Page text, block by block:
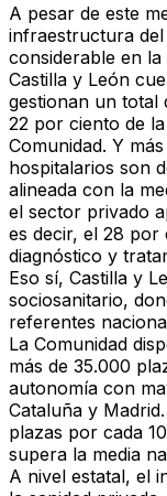
A pesar de este
infraestructura
considerable en la
Castilla y León
gestionan un total
22 por ciento de
Comunidad. Y
hospitalarios son
alineada con la
el sector privado
es decir, el 28 por
diagnóstico y
Eso sí, Castilla y
sociosanitario,
referentes
La Comunidad
más de 35.000
autonomía con
Cataluña y
plazas por cada
supera la media
A nivel estatal, el